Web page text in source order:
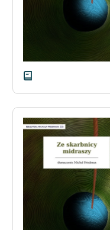
Polityka prywatności
Dane fundacji i
sprawozdania finansowe
Regulamin darowizn
Informacja o treściach
Deklaracja dostępności